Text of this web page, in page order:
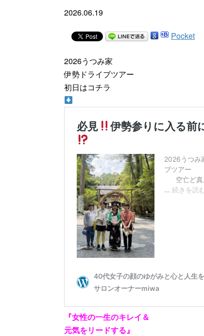
2026.06.19
Pocket
2026うつみ家
伊勢ドライブツアー
初日はコチラ
『女性の一生のキレイ＆
元気をリードする』